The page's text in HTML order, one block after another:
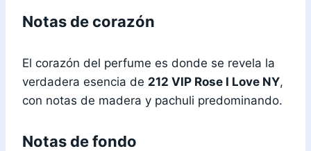
Notas de corazón
El corazón del perfume es donde se revela la
verdadera esencia de 212 VIP Rose I Love NY,
con notas de madera y pachuli predominando.
Notas de fondo